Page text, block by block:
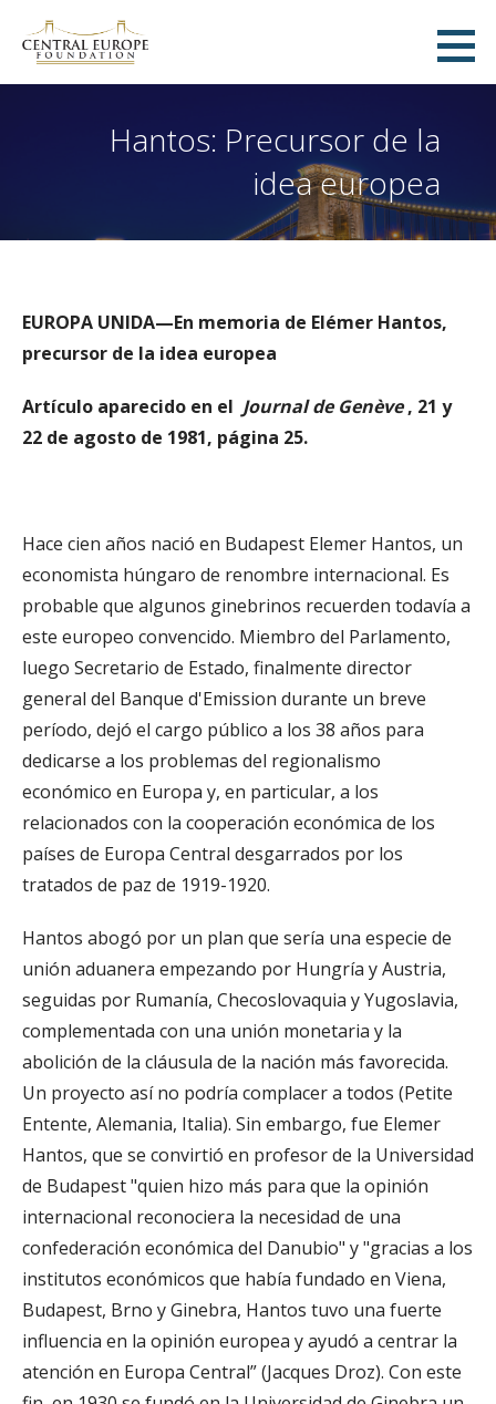
Saltar
Fundación Europa Central
Hantos: Precursor de la
idea europea
EUROPA UNIDA—En memoria de Elémer Hantos,
precursor de la idea europea
Artículo aparecido en el Journal de Genève, 21 y
22 de agosto de 1981, página 25.
Hace cien años nació en Budapest Elemer Hantos, un
economista húngaro de renombre internacional. Es
probable que algunos ginebrinos recuerden todavía a
este europeo convencido. Miembro del Parlamento,
luego Secretario de Estado, finalmente director
general del Banque d'Emission durante un breve
período, dejó el cargo público a los 38 años para
dedicarse a los problemas del regionalismo
económico en Europa y, en particular, a los
relacionados con la cooperación económica de los
países de Europa Central desgarrados por los
tratados de paz de 1919-1920.
Hantos abogó por un plan que sería una especie de
unión aduanera empezando por Hungría y Austria,
seguidas por Rumanía, Checoslovaquia y Yugoslavia,
complementada con una unión monetaria y la
abolición de la cláusula de la nación más favorecida.
Un proyecto así no podría complacer a todos (Petite
Entente, Alemania, Italia). Sin embargo, fue Elemer
Hantos, que se convirtió en profesor de la Universidad
de Budapest "quien hizo más para que la opinión
internacional reconociera la necesidad de una
confederación económica del Danubio" y "gracias a los
institutos económicos que había fundado en Viena,
Budapest, Brno y Ginebra, Hantos tuvo una fuerte
influencia en la opinión europea y ayudó a centrar la
atención en Europa Central” (Jacques Droz). Con este